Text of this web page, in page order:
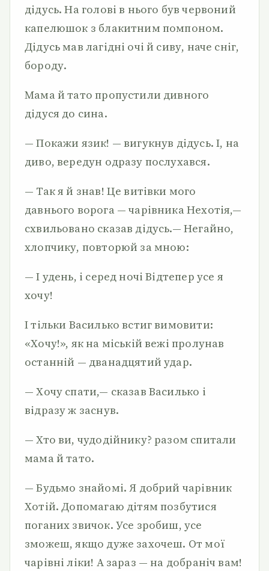
дідусь. На голові в нього був червоний
капелюшок з блакитним помпоном.
Дідусь мав лагідні очі й сиву, наче сніг,
бороду.
Мама й тато пропустили дивного
дідуся до сина.
— Покажи язик! — вигукнув дідусь. І, на
диво, вередун одразу послухався.
— Так я й знав! Це витівки мого
давнього ворога — чарів­ника Нехотія,—
схвильовано сказав дідусь.— Негайно,
хлопчи­ку, повторюй за мною:
— І удень, і серед ночі Відтепер усе я
хочу!
І тільки Василько встиг вимовити:
«Хочу!», як на міській ве­жі пролунав
останній — дванадцятий удар.
— Хочу спати,— сказав Василько і
відразу ж заснув.
— Хто ви, чудодійнику? разом спитали
мама й тато.
— Будьмо знайомі. Я добрий чарівник
Хотій. Допомагаю дітям позбутися
поганих звичок. Усе зробиш, усе
зможеш, якщо дуже захочеш. От мої
чарівні ліки! А зараз — на добраніч вам!